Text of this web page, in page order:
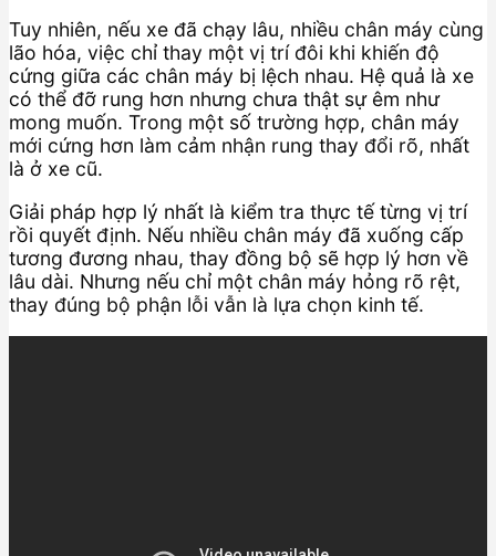
Tuy nhiên, nếu xe đã chạy lâu, nhiều chân máy cùng
lão hóa, việc chỉ thay một vị trí đôi khi khiến độ
cứng giữa các chân máy bị lệch nhau. Hệ quả là xe
có thể đỡ rung hơn nhưng chưa thật sự êm như
mong muốn. Trong một số trường hợp, chân máy
mới cứng hơn làm cảm nhận rung thay đổi rõ, nhất
là ở xe cũ.
Giải pháp hợp lý nhất là kiểm tra thực tế từng vị trí
rồi quyết định. Nếu nhiều chân máy đã xuống cấp
tương đương nhau, thay đồng bộ sẽ hợp lý hơn về
lâu dài. Nhưng nếu chỉ một chân máy hỏng rõ rệt,
thay đúng bộ phận lỗi vẫn là lựa chọn kinh tế.